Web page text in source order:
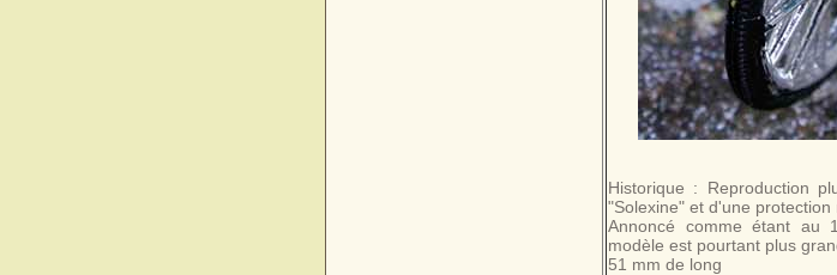
Historique : Reproduction
"Solexine" et d'une protection
Annoncé comme étant au
modèle est pourtant plus
51 mm de long